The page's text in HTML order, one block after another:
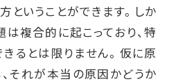
ということができます。しか
は複合的に起こっており、特
るとは限りません。仮に原
それが本当の原因かどうか